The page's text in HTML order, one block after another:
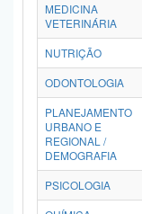
MEDICINA
VETERINÁRIA
NUTRIÇÃO
ODONTOLOGIA
PLANEJAMENTO
URBANO E
REGIONAL /
DEMOGRAFIA
PSICOLOGIA